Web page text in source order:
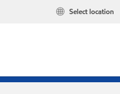
Select location